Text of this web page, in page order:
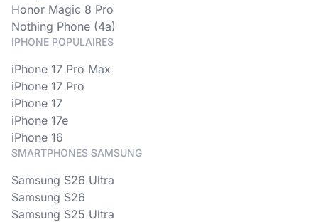
Honor Magic 8 Pro
Nothing Phone (4a)
IPHONE POPULAIRES
iPhone 17 Pro Max
iPhone 17 Pro
iPhone 17
iPhone 17e
iPhone 16
SMARTPHONES SAMSUNG
Samsung S26 Ultra
Samsung S26
Samsung S25 Ultra